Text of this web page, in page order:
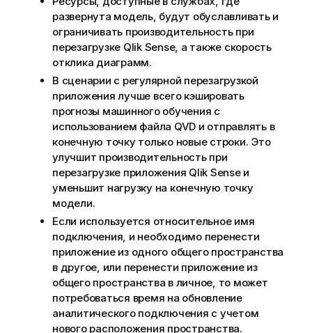
развернута модель, будут обуславливать и
ограничивать производительность при
перезагрузке Qlik Sense, а также скорость
отклика диаграмм.
В сценарии с регулярной перезагрузкой
приложения лучше всего кэшировать
прогнозы машинного обучения с
использованием файла QVD и отправлять в
конечную точку только новые строки. Это
улучшит производительность при
перезагрузке приложения Qlik Senseи
уменьшит нагрузку на конечную точку
модели.
Если используется относительное имя
подключения, и необходимо перенести
приложениеиз одного общего пространства
в другое, или перенести приложение из
общего пространства в личное, то может
потребоваться время на обновление
аналитического подключения с учетом
нового расположения пространства.